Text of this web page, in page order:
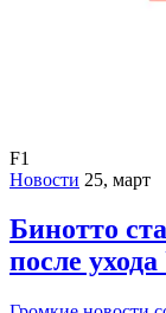
F1
Новости 25, март
Бинотто
после